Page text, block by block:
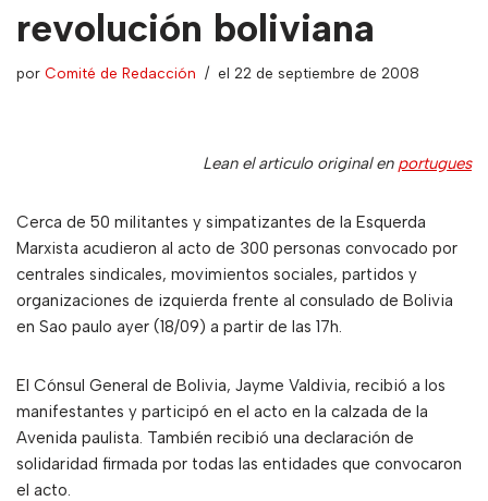
revolución boliviana
por Comité de Redacción el 22 de septiembre de 2008
Lean el articulo original en portugues
Cerca de 50 militantes y simpatizantes de la Esquerda
Marxista acudieron al acto de 300 personas convocado por
centrales sindicales, movimientos sociales, partidos y
organizaciones de izquierda frente al consulado de Bolivia
en Sao paulo ayer (18/09) a partir de las 17h.
El Cónsul General de Bolivia, Jayme Valdivia, recibió a los
manifestantes y participó en el acto en la calzada de la
Avenida paulista. También recibió una declaración de
solidaridad firmada por todas las entidades que convocaron
el acto.